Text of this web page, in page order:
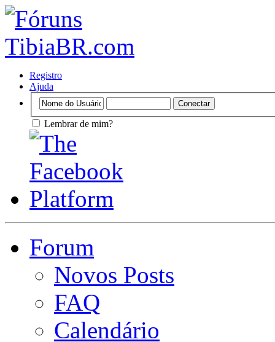
Registro
Ajuda
Lembrar de mim?
Forum
Novos Posts
FAQ
Calendário